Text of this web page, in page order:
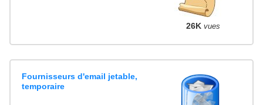
26K vues
Fournisseurs d'email jetable,
temporaire